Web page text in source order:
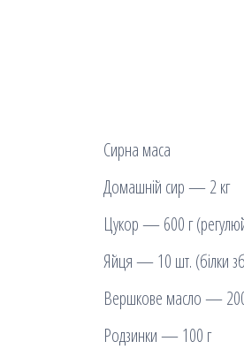
Сирна маса
Домашній сир — 2 кг
Цукор — 600 г
Яйця — 10 шт. (білки
Вершкове масло —
Родзинки — 100 г